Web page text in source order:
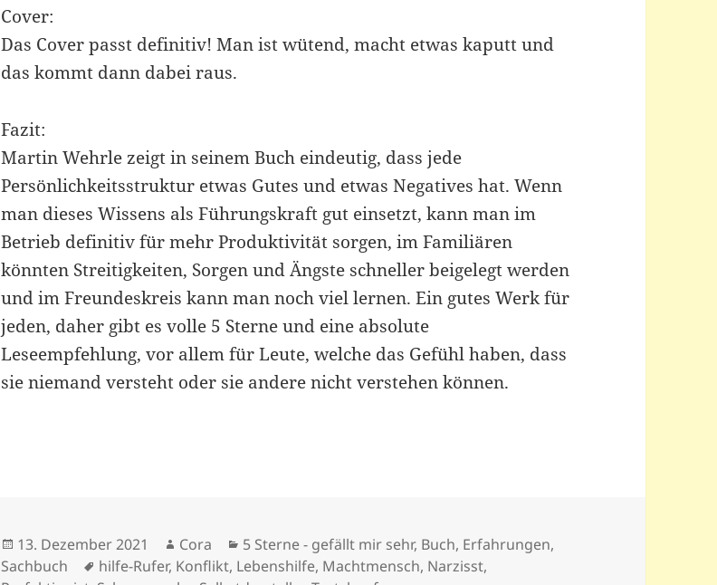
Cover:
Das Cover passt definitiv! Man ist wütend, macht etwas kaputt und
das kommt dann dabei raus.
Fazit:
Martin Wehrle zeigt in seinem Buch eindeutig, dass jede
Persönlichkeitsstruktur etwas Gutes und etwas Negatives hat. Wenn
man dieses Wissens als Führungskraft gut einsetzt, kann man im
Betrieb definitiv für mehr Produktivität sorgen, im Familiären
könnten Streitigkeiten, Sorgen und Ängste schneller beigelegt werden
und im Freundeskreis kann man noch viel lernen. Ein gutes Werk für
jeden, daher gibt es volle 5 Sterne und eine absolute
Leseempfehlung, vor allem für Leute, welche das Gefühl haben, dass
sie niemand versteht oder sie andere nicht verstehen können.
Veröffentlicht
am
13. Dezember 2021 Autor
Cora Kategorien
5 Sterne - gefällt mir sehr, Buch, Erfahrungen,
Sachbuch
Schlagwörter
hilfe-Rufer, Konflikt, Lebenshilfe, Machtmensch, Narzisst,